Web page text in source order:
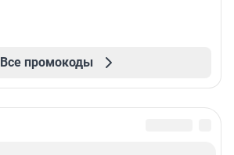
Все промокоды